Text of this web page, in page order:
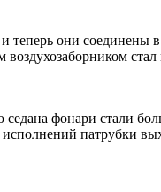
теперь они
фонари стали
патрубки